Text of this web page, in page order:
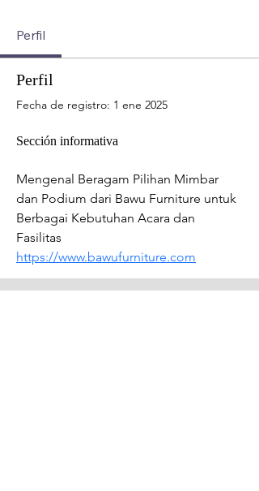
Perfil
Perfil
Fecha de registro: 1 ene 2025
Sección informativa
Mengenal Beragam Pilihan Mimbar
dan Podium dari Bawu Furniture untuk
Berbagai Kebutuhan Acara dan
Fasilitas
https://www.bawufurniture.com